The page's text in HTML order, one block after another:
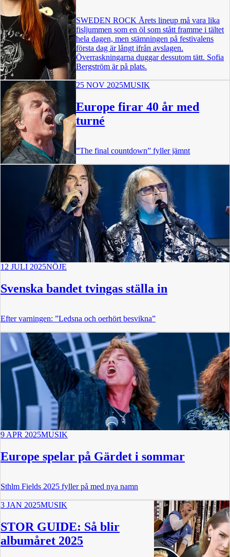
SWEDEN ROCK Årets lineup må vara lika
fisljummen som en öl som stått framme i tältet
hela dagen, men stämningen på festivalens
första dag är långt ifrån avslagen.
Överraskningarna duggar dessutom tätt. Sofia
Bergström är på plats.
25 NOV 2025MUSIK
Europe firar 40 år med
turné
”The final countdown” fyller jämnt
12 JULI 2025NÖJE
Svenska bandet tvingas ställa in
Efter varningen: ”Ledsna och oerhört besvikna”
9 APR 2025MUSIK
Europe spelar på Gärdet i sommar
Sthlm Fields 2025 fyller på med nya namn
3 JAN 2025MUSIK
STOR GUIDE: Så blir
albumåret 2025